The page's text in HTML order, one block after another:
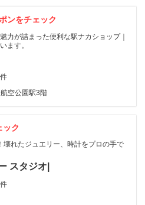
ンをチェック
力が詰まった便利な駅ナカショップ｜
ます。
空公園駅3階
ック
壊れたジュエリー、時計をプロの手で
スタジオ|